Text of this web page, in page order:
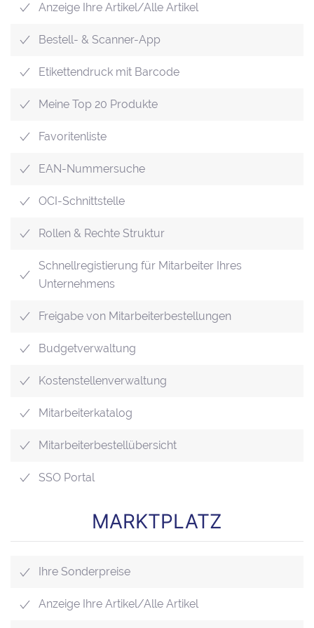
Anzeige Ihre Artikel/Alle Artikel
Bestell- & Scanner-App
Etikettendruck mit Barcode
Meine Top 20 Produkte
Favoritenliste
EAN-Nummersuche
OCI-Schnittstelle
Rollen & Rechte Struktur
Schnellregistierung für Mitarbeiter Ihres
Unternehmens
Freigabe von Mitarbeiterbestellungen
Budgetverwaltung
Kostenstellenverwaltung
Mitarbeiterkatalog
Mitarbeiterbestellübersicht
SSO Portal
MARKTPLATZ
Ihre Sonderpreise
Anzeige Ihre Artikel/Alle Artikel